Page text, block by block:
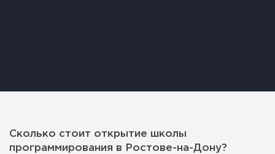
Сколько стоит открытие школы
программирования в Ростове-на-Дону?